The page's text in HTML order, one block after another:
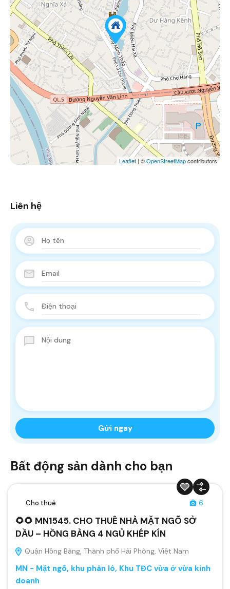
Leaflet | ©OpenStreetMapcontributors
Liên hệ
Bất động sản dành cho bạn
Cho thuê 6
🌻🌻 MN1545. CHO THUÊ NHÀ MẶT NGÕ SỞ
DẦU – HỒNG BÀNG 4 NGỦ KHÉP KÍN
Quận Hồng Bàng, Thành phố Hải Phòng, Việt Nam
MN - Mặt ngõ, khu phân lô, Khu TĐC vừa ở vừa kinh
doanh